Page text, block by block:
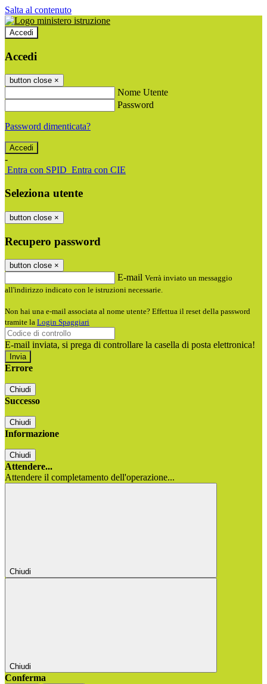
Salta al contenuto
Accedi
Accedi
button close ×
Nome Utente
Password
Password dimenticata?
-
Entra con SPID Entra con CIE
Seleziona utente
button close ×
Recupero password
button close ×
E-mail Verrà inviato un messaggio
all'indirizzo indicato con le istruzioni necessarie.
Non hai una e-mail associata al nome utente? Effettua il reset della password
tramite la Login Spaggiari
E-mail inviata, si prega di controllare la casella di posta elettronica!
Errore
Chiudi
Successo
Chiudi
Informazione
Chiudi
Attendere...
Attendere il completamento dell'operazione...
Chiudi
Chiudi
Conferma